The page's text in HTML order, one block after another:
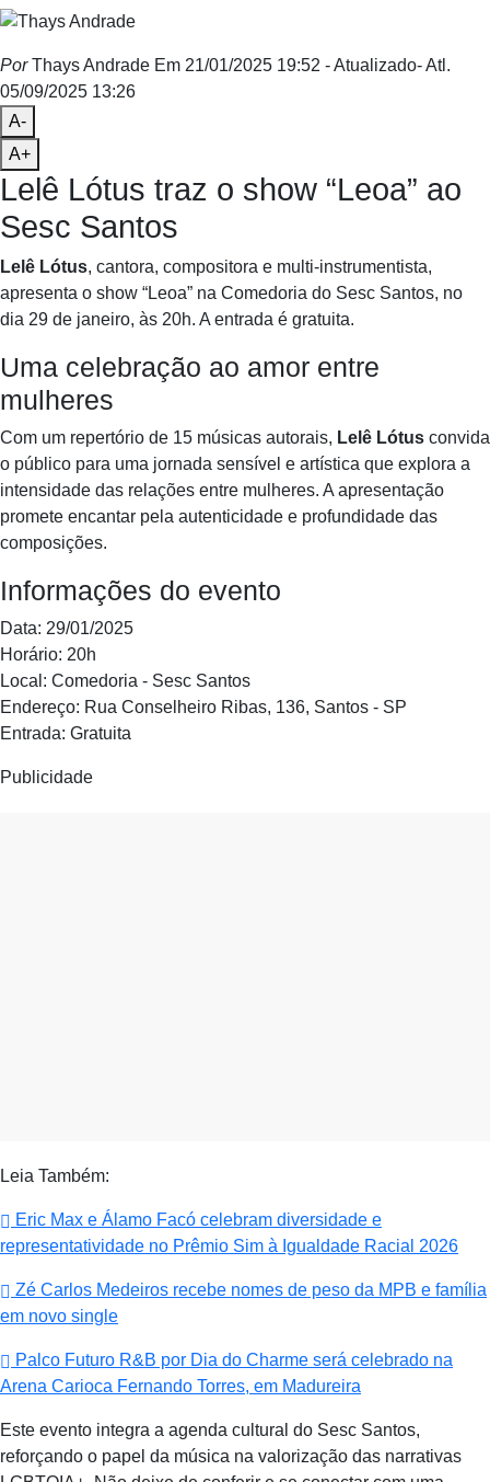
PorThays Andrade Em 21/01/2025 19:52 - Atualizado- Atl.
05/09/2025 13:26
A-
A+
Lelê Lótus traz o show “Leoa” ao
Sesc Santos
Lelê Lótus, cantora, compositora e multi-instrumentista,
apresenta o show “Leoa” na Comedoria do Sesc Santos, no
dia 29 de janeiro, às 20h. A entrada é gratuita.
Uma celebração ao amor entre
mulheres
Com um repertório de 15 músicas autorais, Lelê Lótus convida
o público para uma jornada sensível e artística que explora a
intensidade das relações entre mulheres. A apresentação
promete encantar pela autenticidade e profundidade das
composições.
Informações do evento
Data: 29/01/2025
Horário: 20h
Local: Comedoria - Sesc Santos
Endereço: Rua Conselheiro Ribas, 136, Santos - SP
Entrada: Gratuita
Publicidade
Leia Também:
Eric Max e Álamo Facó celebram diversidade e
representatividade no Prêmio Sim à Igualdade Racial 2026
Zé Carlos Medeiros recebe nomes de peso da MPB e família
em novo single
Palco Futuro R&B por Dia do Charme será celebrado na
Arena Carioca Fernando Torres, em Madureira
Este evento integra a agenda cultural do Sesc Santos,
reforçando o papel da música na valorização das narrativas